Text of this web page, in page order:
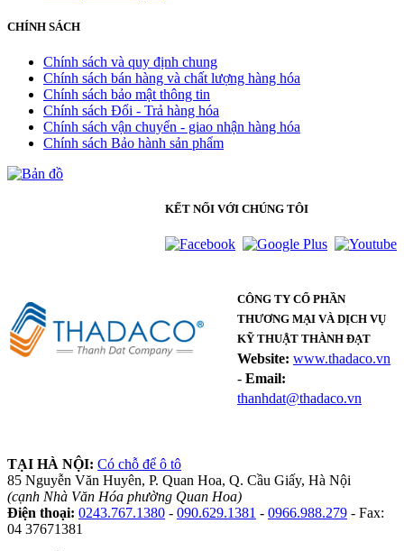
CHÍNH SÁCH
Chính sách và quy định chung
Chính sách bán hàng và chất lượng hàng hóa
Chính sách bảo mật thông tin
Chính sách Đổi - Trả hàng hóa
Chính sách vận chuyển - giao nhận hàng hóa
Chính sách Bảo hành sản phẩm
KẾT NỐI VỚI CHÚNG TÔI
CÔNG TY CỔ PHẦN
THƯƠNG MẠI VÀ DỊCH VỤ
KỸ THUẬT THÀNH ĐẠT
Website: www.thadaco.vn
- Email:
thanhdat@thadaco.vn
TẠI HÀ NỘI: Có chỗ để ô tô
85 Nguyễn Văn Huyên, P. Quan Hoa, Q. Cầu Giấy, Hà Nội
(cạnh Nhà Văn Hóa phường Quan Hoa)
Điện thoại: 0243.767.1380 - 090.629.1381 - 0966.988.279 - Fax:
04 37671381